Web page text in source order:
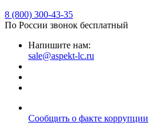
8 (800) 300-43-35
По России звонок бесплатный
Напишите нам:
sale@aspekt-lc.ru
Сообщить о факте коррупции